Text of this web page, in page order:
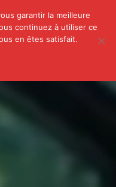
Famille Finance
garantir la meilleure
continuez à utiliser ce
en êtes satisfait.